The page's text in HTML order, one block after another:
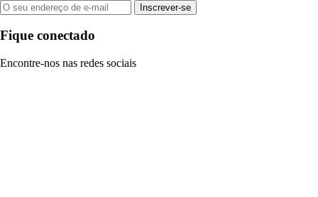
Inscrever-se
Fique conectado
Encontre-nos nas redes sociais